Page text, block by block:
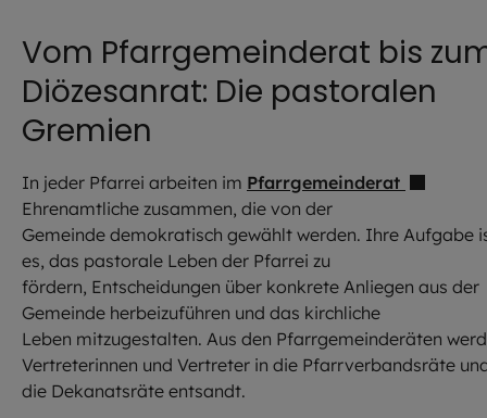
Vom Pfarrgemeinderat bis
Diözesanrat: Die pastoralen
Gremien
In jeder Pfarrei arbeiten im Pfarrgemeinderat
Ehrenamtliche zusammen, die von der
Gemeinde demokratisch gewählt werden. Ihre Aufgabe
es, das pastorale Leben der Pfarrei zu
fördern, Entscheidungen über konkrete Anliegen aus der
Gemeinde herbeizuführen und das kirchliche
Leben mitzugestalten. Aus den Pfarrgemeinderäten
Vertreterinnen und Vertreter in die Pfarrverbandsräte
die Dekanatsräte entsandt.